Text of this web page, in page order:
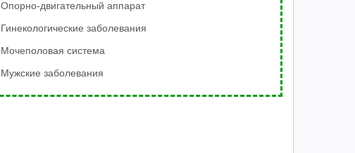
Опорно-двигательный аппарат
Гинекологические заболевания
Мочеполовая система
Мужские заболевания